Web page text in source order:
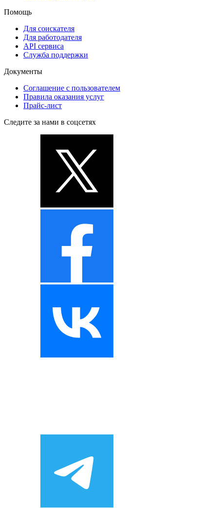
Помощь
Для соискателя
Для работодателя
API сервиса
Служба поддержки
Документы
Соглашение с пользователем
Правила оказания услуг
Прайс-лист
Следите за нами в соцсетях